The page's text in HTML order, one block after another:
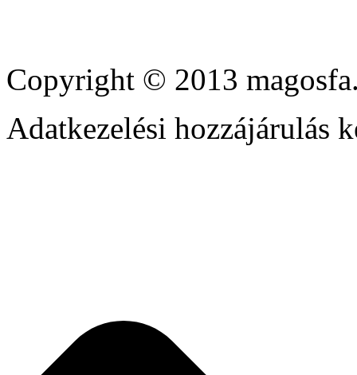
Copyright © 2013
Adatkezelési hozzájárulás